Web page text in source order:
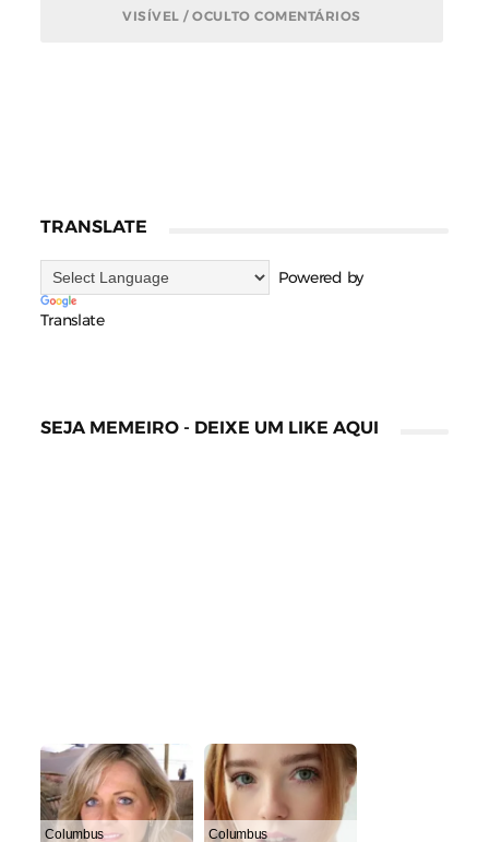
VISÍVEL / OCULTO COMENTÁRIOS
TRANSLATE
Powered by
Translate
SEJA MEMEIRO - DEIXE UM LIKE AQUI
Columbus Columbus